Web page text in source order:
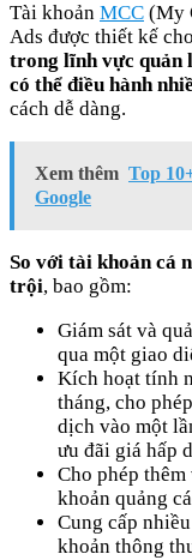
Tài khoản MCC (My
Ads được thiết kế cho
trong lĩnh vực quản
có thể điều hành
cách dễ dàng.
Xem thêm Top
Google
So với tài khoản cá
trội, bao gồm:
Giám sát và
qua một giao
Kích hoạt tính
tháng, cho
dịch vào một
ưu đãi giá hấp
Cho phép
khoản quảng
Cung cấp
khoản thông